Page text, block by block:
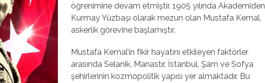
öğrenimine devam etmiştir. 1905 yılında Akademiden
Kurmay Yüzbaşı olarak mezun olan Mustafa Kemal,
askerlik görevine başlamıştır.
Mustafa Kemal’in fikir hayatını etkileyen faktörler
arasında Selanik, Manastır, İstanbul, Şam ve Sofya
şehirlerinin kozmopolitik yapısı yer almaktadır. Bu